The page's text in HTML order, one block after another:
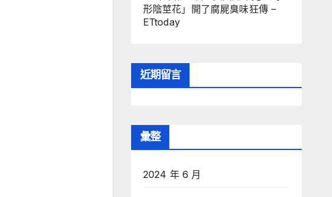
形陰莖花」開了腐屍臭味狂傳 –
ETtoday
近期留言
彙整
2024 年 6 月